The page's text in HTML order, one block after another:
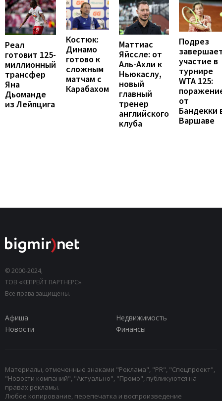
Реал
готовит 125-
миллионный
трансфер
Яна
Дьоманде
из Лейпцига
Костюк:
Динамо
готово к
сложным
матчам с
Карабахом
Маттиас
Яйссле: от
Аль-Ахли к
Ньюкаслу,
новый
главный
тренер
английского
клуба
Подрез
участие в
турнире
WTA 125:
от
Бандекки
Варшаве
© 2000-2024,
ТОВ «КЕПРЕЙТ ПАРТНЕРС».
Все права защищены.
Афиша
Недвижимость
Новости
Финансы
Материалы, отмеченные знаками "Реклама", "PR", "Спецпроект",
"Новости компаний", "Актуально", "Промо", публикуются на
правах рекламы.
Любое копирование, перепечатка и воспроизведение